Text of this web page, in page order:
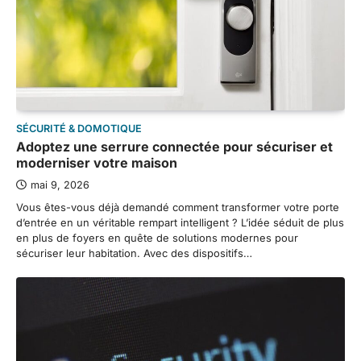
SÉCURITÉ & DOMOTIQUE
Adoptez une serrure connectée pour sécuriser et
moderniser votre maison
mai 9, 2026
Vous êtes-vous déjà demandé comment transformer votre porte
d’entrée en un véritable rempart intelligent ? L’idée séduit de plus
en plus de foyers en quête de solutions modernes pour
sécuriser leur habitation. Avec des dispositifs…